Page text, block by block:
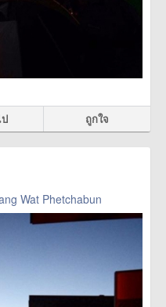
ถูกใจ
Wat Phetchabun